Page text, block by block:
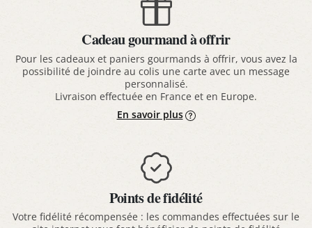
Cadeau gourmand à offrir
Pour les cadeaux et paniers gourmands à offrir, vous avez la
possibilité de joindre au colis une carte avec un message
personnalisé.
Livraison effectuée en France et en Europe.
En savoir plus
Points de fidélité
Votre fidélité récompensée : les commandes effectuées sur le